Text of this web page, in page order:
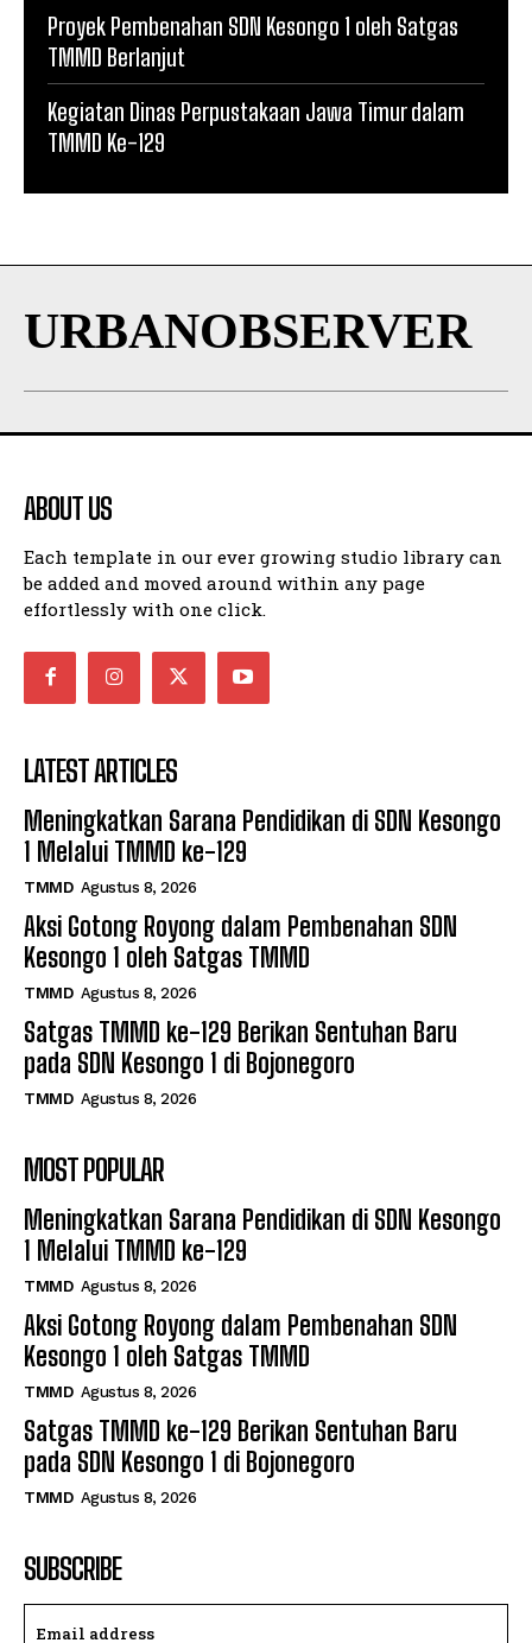
Proyek Pembenahan SDN Kesongo 1 oleh Satgas
TMMD Berlanjut
Kegiatan Dinas Perpustakaan Jawa Timur dalam
TMMD Ke-129
URBANOBSERVER
ABOUT US
Each template in our ever growing studio library can
be added and moved around within any page
effortlessly with one click.
LATEST ARTICLES
Meningkatkan Sarana Pendidikan di SDN Kesongo
1 Melalui TMMD ke-129
TMMD Agustus 8, 2026
Aksi Gotong Royong dalam Pembenahan SDN
Kesongo 1 oleh Satgas TMMD
TMMD Agustus 8, 2026
Satgas TMMD ke-129 Berikan Sentuhan Baru
pada SDN Kesongo 1 di Bojonegoro
TMMD Agustus 8, 2026
MOST POPULAR
Meningkatkan Sarana Pendidikan di SDN Kesongo
1 Melalui TMMD ke-129
TMMD Agustus 8, 2026
Aksi Gotong Royong dalam Pembenahan SDN
Kesongo 1 oleh Satgas TMMD
TMMD Agustus 8, 2026
Satgas TMMD ke-129 Berikan Sentuhan Baru
pada SDN Kesongo 1 di Bojonegoro
TMMD Agustus 8, 2026
SUBSCRIBE